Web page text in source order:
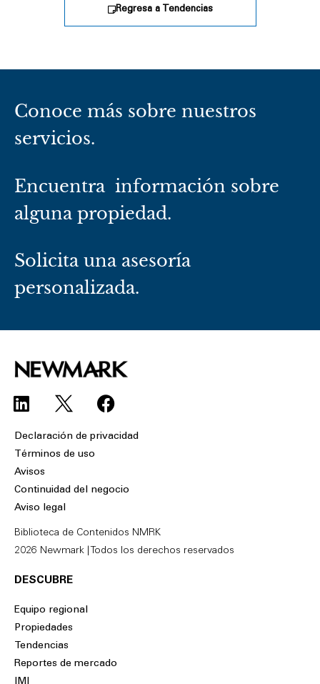
Regresa a Tendencias
Conoce más sobre nuestros
servicios.
Encuentra información sobre
alguna propiedad.
Solicita una asesoría
personalizada.
L
i
n
k
e
d
i
F
a
c
o
o
Declaración de privacidad
Términos de uso
Avisos
Continuidad del negocio
Aviso legal
Biblioteca de Contenidos NMRK
2026 Newmark | Todos los derechos reservados
DESCUBRE
Equipo regional
Propiedades
Tendencias
Reportes de mercado